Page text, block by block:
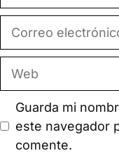
Correo
Guarda mi
este navegador
comente.